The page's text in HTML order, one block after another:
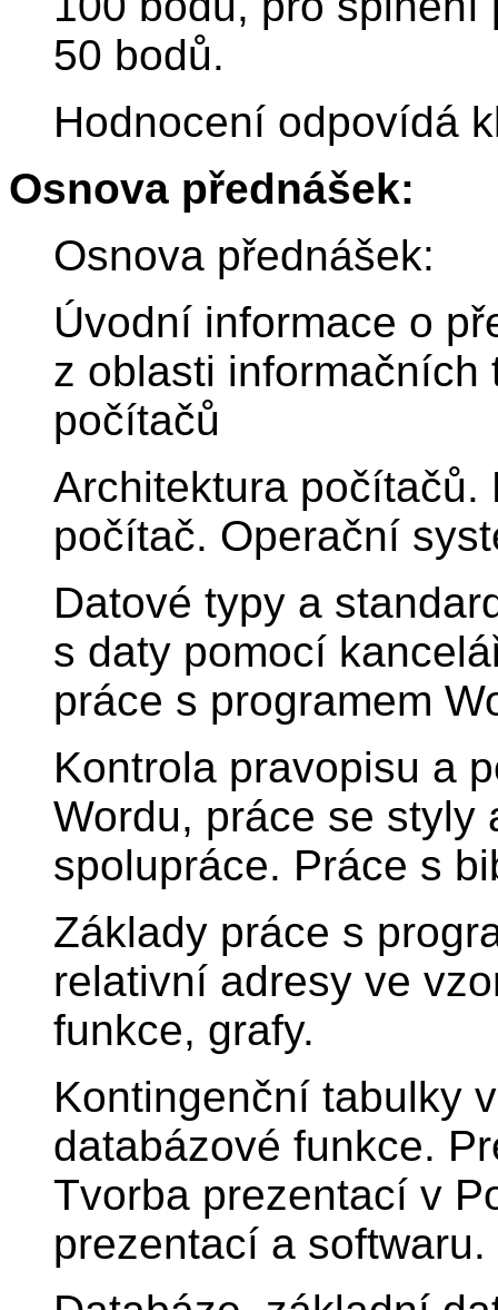
50 bodů.
Hodnocení odpovídá
Osnova přednášek:
Osnova přednášek:
Úvodní informace o
z oblasti
počítačů
Architektura počítačů.
počítač. Operační
Datové typy a
s daty pomocí
práce s programem
Kontrola pravopisu a
Wordu, práce se styly
spolupráce. Práce s
Základy práce s
relativní adresy ve
funkce, grafy.
Kontingenční tabulky
databázové funkce.
Tvorba prezentací v
prezentací a softwaru.